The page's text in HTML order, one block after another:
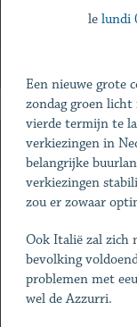
le lundi
Een nieuwe grote
zondag groen
vierde termijn te
verkiezingen in
belangrijke
verkiezingen
zou er zowaar
Ook Italië zal zich
bevolking
problemen met
wel de Azzurri.